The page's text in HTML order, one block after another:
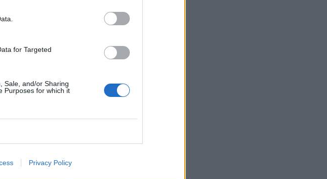
for Targeted
Sale, and/or Sharing
Purposes for which it
Privacy Policy
návštěvníky do
hudba rozezní přímo
rozměr,“